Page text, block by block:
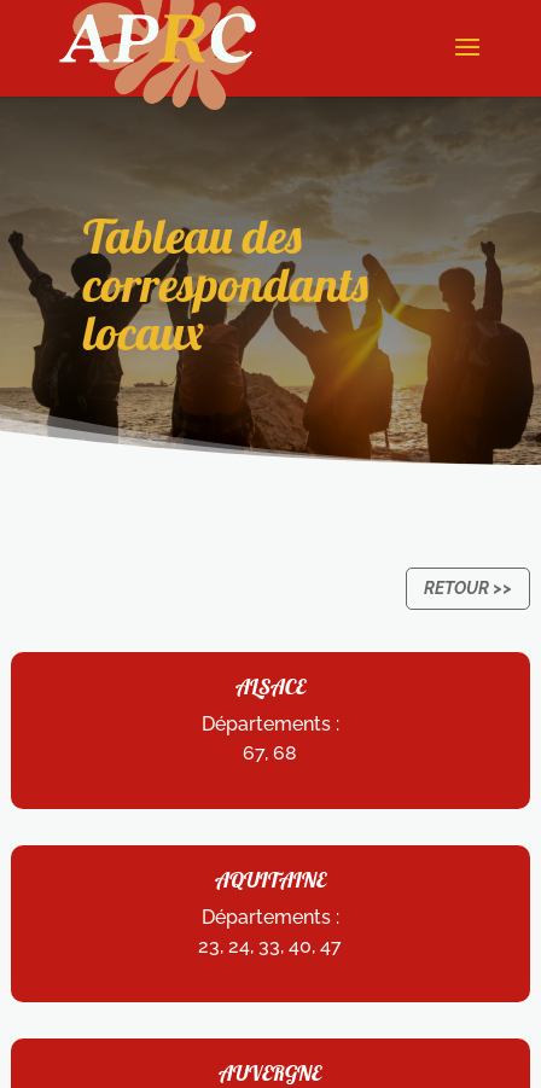
Tableau des
correspondants
locaux
RETOUR >>
ALSACE
Départements :
67, 68
AQUITAINE
Départements :
23, 24, 33, 40, 47
AUVERGNE